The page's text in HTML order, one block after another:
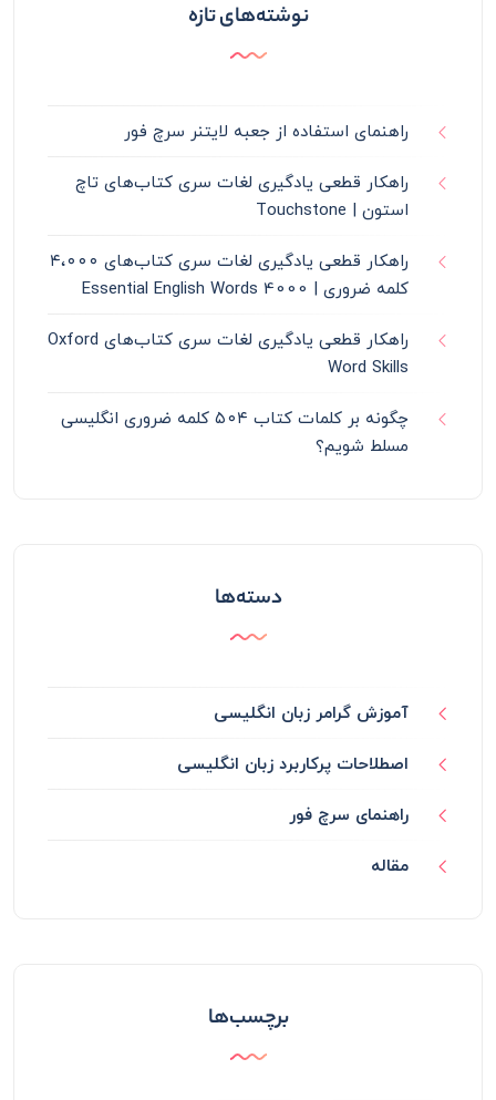
نوشته‌های تازه
راهنمای استفاده از جعبه لایتنر سرچ فور
راهکار قطعی یادگیری لغات سری کتاب‌های تاچ
استون | Touchstone
راهکار قطعی یادگیری لغات سری کتاب‌های ۴،۰۰۰
کلمه ضروری | 4000 Essential English Words
راهکار قطعی یادگیری لغات سری کتاب‌های Oxford
Word Skills
چگونه بر کلمات کتاب ۵۰۴ کلمه ضروری انگلیسی
مسلط شویم؟
دسته‌ها
آموزش گرامر زبان انگلیسی
اصطلاحات پرکاربرد زبان انگلیسی
راهنمای سرچ فور
مقاله
برچسب‌ها